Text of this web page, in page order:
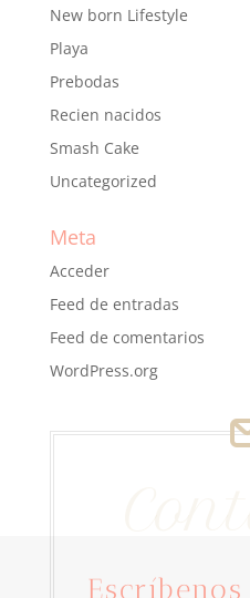
New born Lifestyle
Playa
Prebodas
Recien nacidos
Smash Cake
Uncategorized
Meta
Acceder
Feed de entradas
Feed de comentarios
WordPress.org